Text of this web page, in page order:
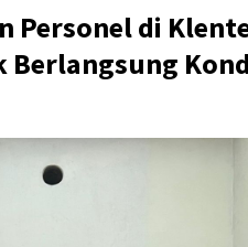
Personel di
Berlangsung